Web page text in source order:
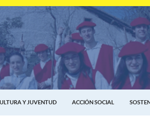
Y JUVENTUD ACCIÓN SOCIAL